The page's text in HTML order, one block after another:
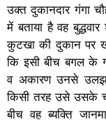
उक्त दुकानदार गंगा
में बताया है वह
कुटखा की दुकान पर
कि इसी बीच बगल के
व अकारण उनसे
किसी तरह उसे उसके
बीच वह ब्यक्ति